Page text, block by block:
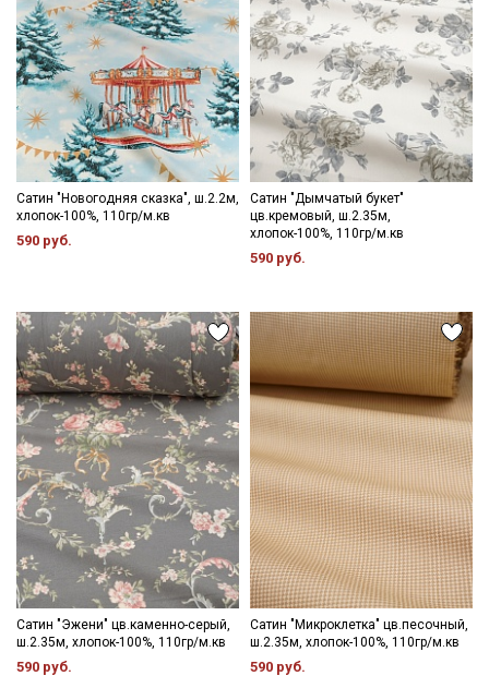
Сатин "Новогодняя сказка", ш.2.2м,
хлопок-100%, 110гр/м.кв
590 руб.
Сатин "Дымчатый букет"
цв.кремовый, ш.2.35м,
хлопок-100%, 110гр/м.кв
590 руб.
Сатин "Эжени" цв.каменно-серый,
ш.2.35м, хлопок-100%, 110гр/м.кв
590 руб.
Сатин "Микроклетка" цв.песочный,
ш.2.35м, хлопок-100%, 110гр/м.кв
590 руб.